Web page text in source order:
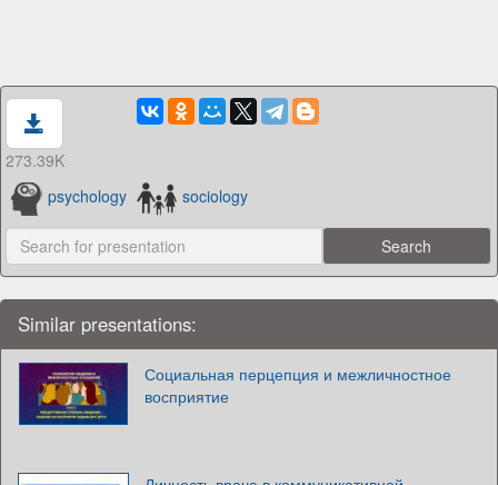
273.39K
psychology
sociology
Similar presentations:
Социальная перцепция и межличностное
восприятие